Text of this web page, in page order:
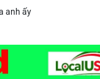
anh ấy